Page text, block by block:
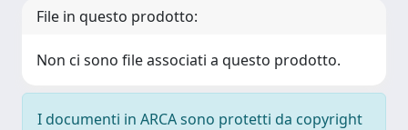
File in questo prodotto:
Non ci sono file associati a questo prodotto.
I documenti in ARCA sono protetti da copyright